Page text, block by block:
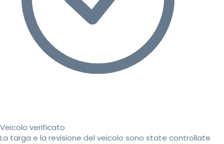
Veicolo verificato
La targa e la revisione del veicolo sono state controllate